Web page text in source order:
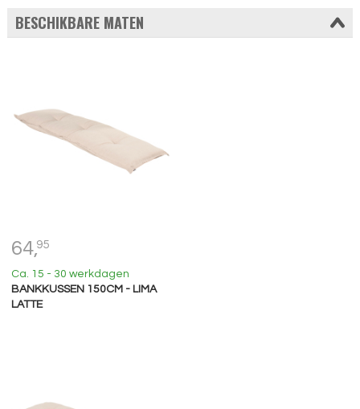
BESCHIKBARE MATEN
64,95
Ca. 15 - 30 werkdagen
BANKKUSSEN 150CM - LIMA
LATTE